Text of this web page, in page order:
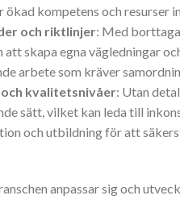
kompetens och resurser
och riktlinjer: Med
skapa egna vägledningar
arbete som kräver
kvalitetsnivåer: Utan
sätt, vilket kan leda till
och utbildning för att
anpassar sig och